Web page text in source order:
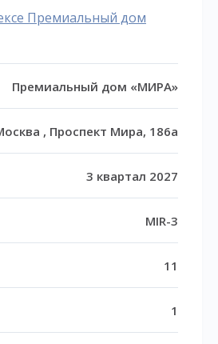
Премиальный дом
Премиальный дом «МИРА»
, Проспект Мира, 186а
3 квартал 2027
MIR-3
11
1